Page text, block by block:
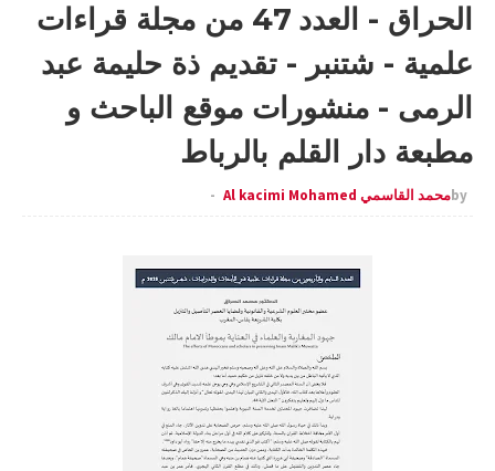
الحراق - العدد 47 من مجلة قراءات
علمية - شتنبر - تقديم ذة حليمة عبد
الرمى - منشورات موقع الباحث و
مطبعة دار القلم بالرباط
byمحمد القاسمي Al kacimi Mohamed